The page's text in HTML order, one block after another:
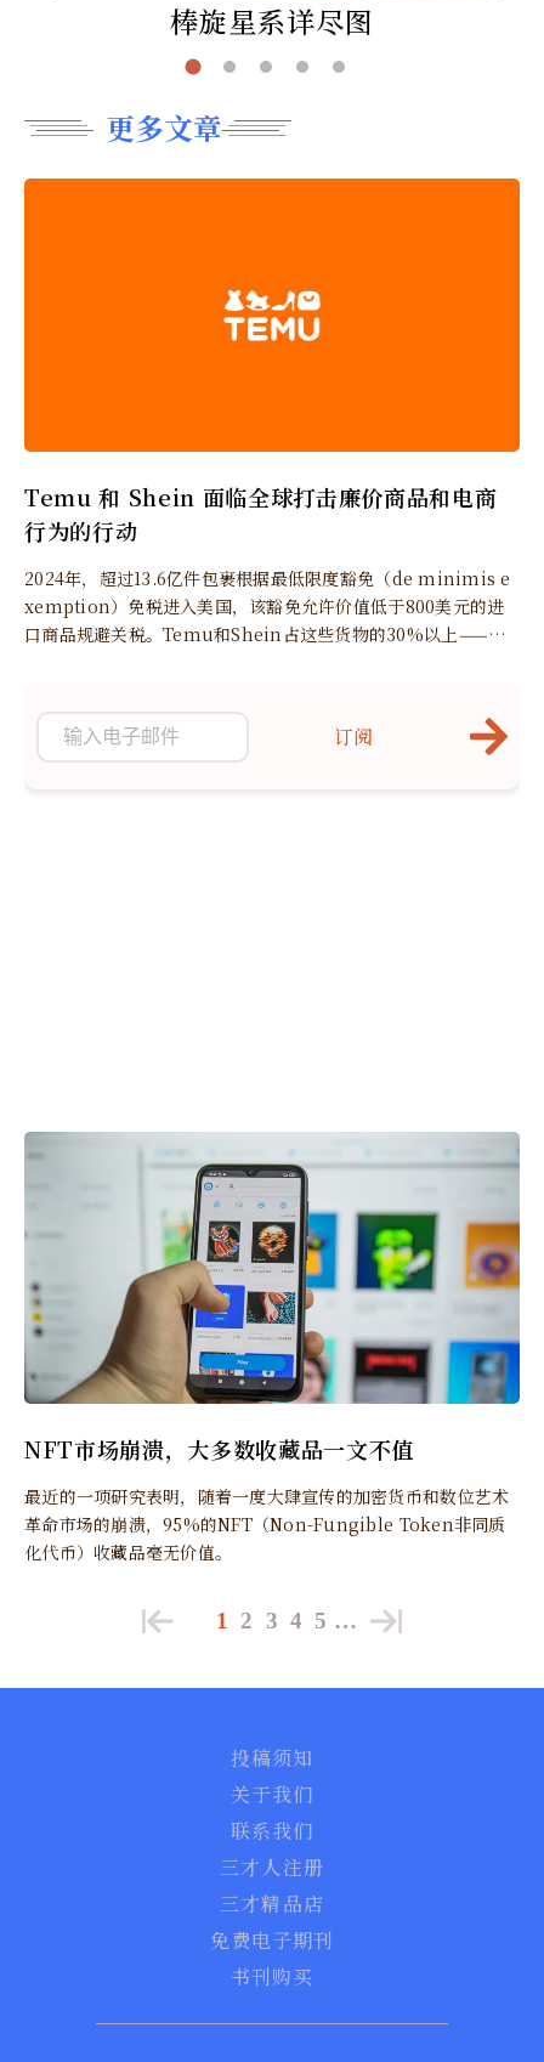
棒旋星系详尽图
更多文章
Temu 和 Shein 面临全球打击廉价商品和电商
行为的行动
2024年，超过13.6亿件包裹根据最低限度豁免（de minimis e
xemption）免税进入美国，该豁免允许价值低于800美元的进
口商品规避关税。Temu和Shein占这些货物的30%以上——约4
NFT市场崩溃，大多数收藏品一文不值
最近的一项研究表明，随着一度大肆宣传的加密货币和数位艺术
革命市场的崩溃，95%的NFT（Non-Fungible Token非同质
化代币）收藏品毫无价值。
订阅
1 2 3 4 5 …
投稿须知
关于我们
联系我们
三才人注册
三才精品店
免费电子期刊
书刊购买